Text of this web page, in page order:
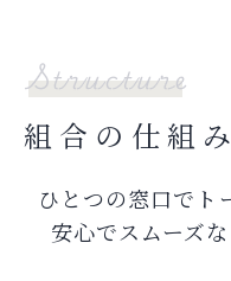
組合の仕組み
ひとつの窓口でト
安心でスムーズ